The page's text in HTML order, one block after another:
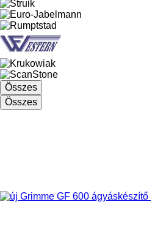
Összes
Összes